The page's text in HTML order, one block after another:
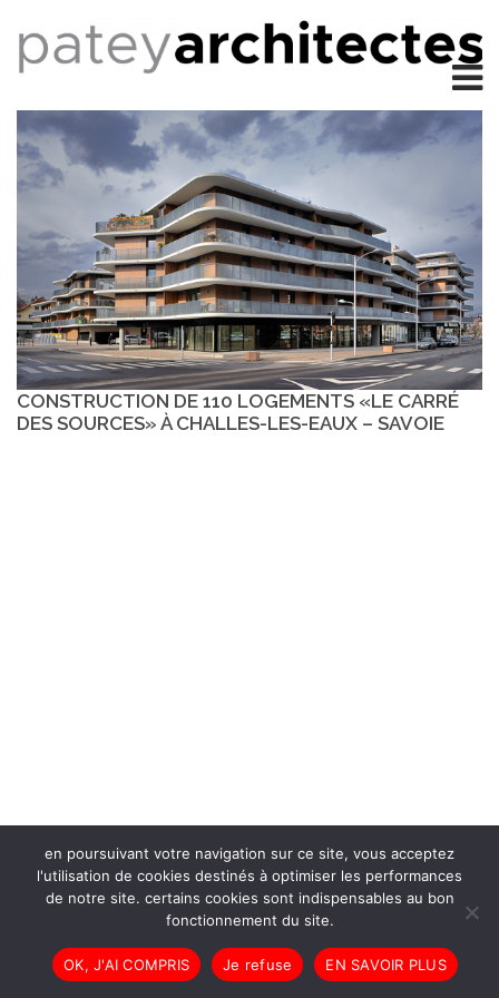
CONSTRUCTION DE 110 LOGEMENTS «LE CARRÉ
DES SOURCES» À CHALLES-LES-EAUX – SAVOIE
en poursuivant votre navigation sur ce site, vous acceptez
l'utilisation de cookies destinés à optimiser les performances
de notre site. certains cookies sont indispensables au bon
fonctionnement du site.
OK, J'AI COMPRIS Je refuse EN SAVOIR PLUS